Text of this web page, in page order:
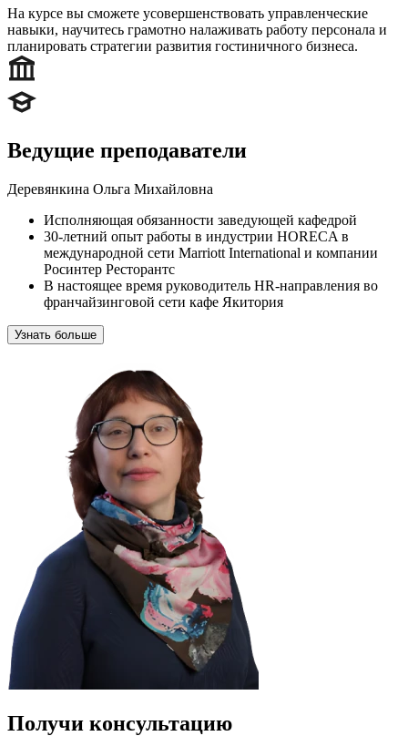
На курсе вы сможете усовершенствовать управленческие
навыки, научитесь грамотно налаживать работу персонала и
планировать стратегии развития гостиничного бизнеса.
Ведущие преподаватели
Деревянкина Ольга Михайловна
Исполняющая обязанности заведующей кафедрой
30-летний опыт работы в индустрии HORECA в
международной сети Marriott International и компании
Росинтер Ресторантс
В настоящее время руководитель HR-направления во
франчайзинговой сети кафе Якитория
Узнать больше
Получи консультацию